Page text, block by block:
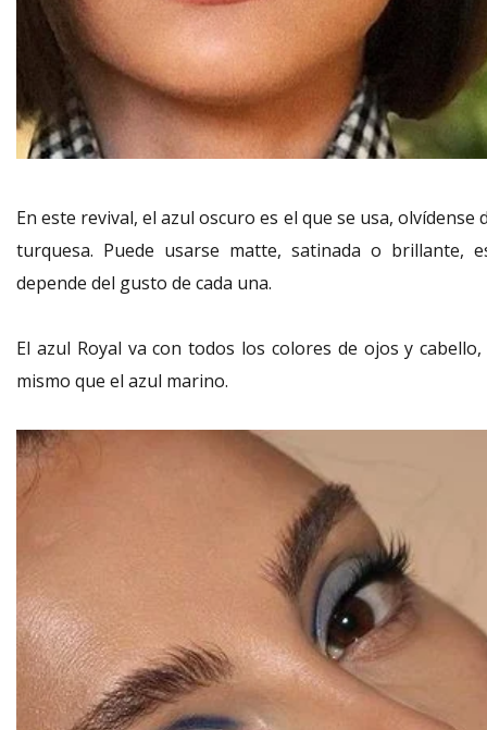
En este revival, el azul oscuro es el que se usa, olvídense
turquesa. Puede usarse matte, satinada o brillante,
depende del gusto de cada una.
El azul Royal va con todos los colores de ojos y
mismo que el azul marino.